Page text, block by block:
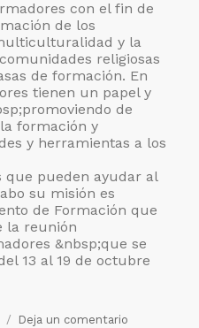
con el fin de
de los
y la
religiosas
de formación. En
tienen un papel y
de
formación y
y herramientas a los
que pueden ayudar al
su misión es
de Formación que
la reunión
&nbsp;que se
13 al 19 de octubre
Deja un comentario